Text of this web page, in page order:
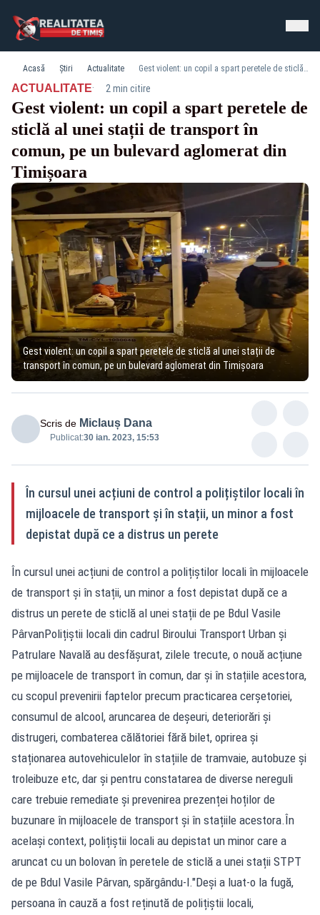
Acasă Știri Actualitate Gest violent: un copil a spart peretele de sticlă al unei stații de transport în comun, pe un bulevard aglomerat din Timișoara
ACTUALITATE· 2 min citire
Gest violent: un copil a spart peretele de
sticlă al unei stații de transport în
comun, pe un bulevard aglomerat din
Timișoara
Gest violent: un copil a spart peretele de sticlă al unei stații de
transport în comun, pe un bulevard aglomerat din Timișoara
Scris de Miclauș Dana
Publicat:30 ian. 2023, 15:53
În cursul unei acțiuni de control a polițiștilor locali în
mijloacele de transport și în stații, un minor a fost
depistat după ce a distrus un perete
În cursul unei acțiuni de control a polițiștilor locali în mijloacele
de transport și în stații, un minor a fost depistat după ce a
distrus un perete de sticlă al unei stații de pe Bdul Vasile
PârvanPolițiștii locali din cadrul Biroului Transport Urban și
Patrulare Navală au desfășurat, zilele trecute, o nouă acțiune
pe mijloacele de transport în comun, dar și în stațiile acestora,
cu scopul prevenirii faptelor precum practicarea cerșetoriei,
consumul de alcool, aruncarea de deșeuri, deteriorări și
distrugeri, combaterea călătoriei fără bilet, oprirea și
staționarea autovehiculelor în stațiile de tramvaie, autobuze și
troleibuze etc, dar și pentru constatarea de diverse nereguli
care trebuie remediate și prevenirea prezenței hoților de
buzunare în mijloacele de transport și în stațiile acestora.În
același context, polițiștii locali au depistat un minor care a
aruncat cu un bolovan în peretele de sticlă a unei stații STPT
de pe Bdul Vasile Pârvan, spărgându-l."Deși a luat-o la fugă,
persoana în cauză a fost reținută de polițiștii locali,